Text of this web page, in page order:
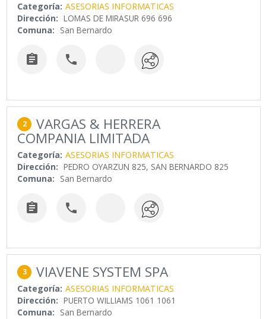
Categoría: ASESORIAS INFORMATICAS
Dirección: LOMAS DE MIRASUR 696 696
Comuna: San Bernardo
 
2 VARGAS & HERRERA
COMPANIA LIMITADA
Categoría: ASESORIAS INFORMATICAS
Dirección: PEDRO OYARZUN 825, SAN BERNARDO 825
Comuna: San Bernardo
 
3 VIAVENE SYSTEM SPA
Categoría: ASESORIAS INFORMATICAS
Dirección: PUERTO WILLIAMS 1061 1061
Comuna: San Bernardo